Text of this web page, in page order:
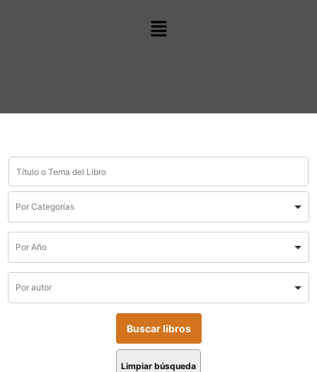
Limpiar búsqueda